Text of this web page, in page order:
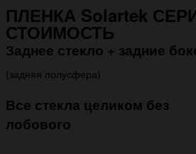
ПЛЕНКА Solartek
СТОИМОСТЬ
Заднее стекло + задние
(задняя полусфера)
Все стекла целиком без
лобового